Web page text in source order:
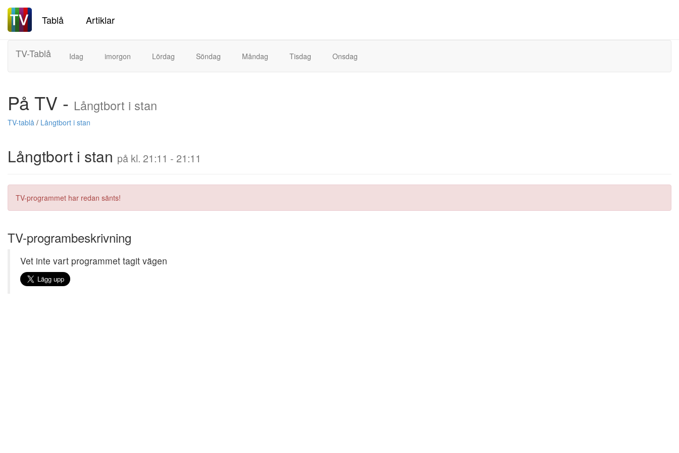
Tablå Artiklar
TV-Tablå Idag imorgon Lördag Söndag Måndag Tisdag Onsdag
På TV - Långtbort i stan
TV-tablå / Långtbort i stan
Långtbort i stan på kl. 21:11 - 21:11
TV-programmet har redan sänts!
TV-programbeskrivning
Vet inte vart programmet tagit vägen